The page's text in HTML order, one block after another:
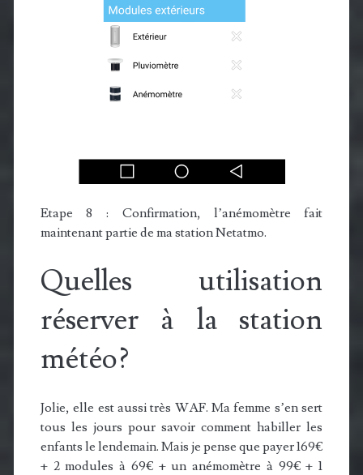
Etape 8 : Confirmation, l’anémomètre fait
maintenant partie de ma station Netatmo.
Quelles utilisation
réserver à la station
météo?
Jolie, elle est aussi très WAF. Ma femme s’en sert
tous les jours pour savoir comment habiller les
enfants le lendemain. Mais je pense que payer 169€
+ 2 modules à 69€ + un anémomètre à 99€ + 1